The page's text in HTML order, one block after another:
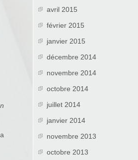
avril 2015
février 2015
janvier 2015
décembre 2014
novembre 2014
octobre 2014
juillet 2014
janvier 2014
novembre 2013
octobre 2013